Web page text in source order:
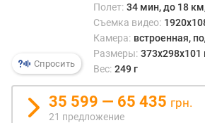
о
б
а
в
Спросить
RC2
Полет: 34 мин, до 18
Съемка видео:
Камера: встроенная,
Размеры:
Вес: 249 г
35 599 — 65 435 грн.
21 предложение